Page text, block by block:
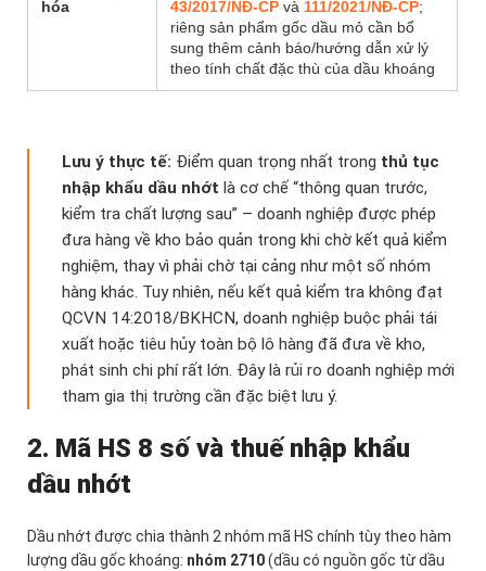
hóa
43/2017/NĐ-CP và 111/2021/NĐ-CP;
riêng sản phẩm gốc dầu mỏ cần bổ
sung thêm cảnh báo/hướng dẫn xử lý
theo tính chất đặc thù của dầu khoáng
Lưu ý thực tế: Điểm quan trọng nhất trong thủ tục
nhập khẩu dầu nhớt là cơ chế “thông quan trước,
kiểm tra chất lượng sau” – doanh nghiệp được phép
đưa hàng về kho bảo quản trong khi chờ kết quả kiểm
nghiệm, thay vì phải chờ tại cảng như một số nhóm
hàng khác. Tuy nhiên, nếu kết quả kiểm tra không đạt
QCVN 14:2018/BKHCN, doanh nghiệp buộc phải tái
xuất hoặc tiêu hủy toàn bộ lô hàng đã đưa về kho,
phát sinh chi phí rất lớn. Đây là rủi ro doanh nghiệp mới
tham gia thị trường cần đặc biệt lưu ý.
2. Mã HS 8 số và thuế nhập khẩu
dầu nhớt
Dầu nhớt được chia thành 2 nhóm mã HS chính tùy theo hàm
lượng dầu gốc khoáng: nhóm 2710(dầu có nguồn gốc từ dầu